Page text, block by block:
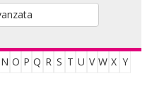
N O P Q R S T U V W X Y